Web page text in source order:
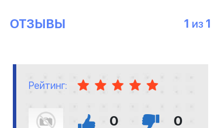
ОТЗЫВЫ 1 ИЗ 1
Рейтинг:
0 0